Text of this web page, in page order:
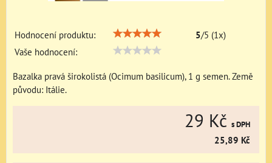
Hodnocení produktu: 5/5 (1x)
Vaše hodnocení:
Bazalka pravá širokolistá (Ocimum basilicum), 1 g semen. Země
původu: Itálie.
29 Kč s DPH
25,89 Kč